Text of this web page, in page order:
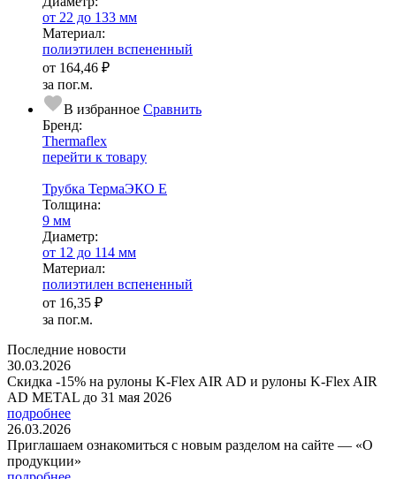
от 22 до 133 мм
Ма­­те­­ри­­ал:
полиэтилен вспененный
от 164,46 ₽
за пог.м.
В избранное Сравнить
Бренд:
Thermaflex
перейти к товару
Трубка ТермаЭКО Е
Тол­щи­на:
9 мм
Диаметр:
от 12 до 114 мм
Ма­­те­­ри­­ал:
полиэтилен вспененный
от 16,35 ₽
за пог.м.
Последние новости
30.03.2026
Скидка -15% на рулоны K-Flex AIR AD и рулоны K-Flex AIR
AD METAL до 31 мая 2026
подробнее
26.03.2026
Приглашаем ознакомиться с новым разделом на сайте — «О
продукции»